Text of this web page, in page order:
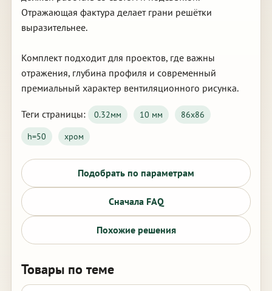
Отражающая фактура делает грани решётки
выразительнее.
Комплект подходит для проектов, где важны
отражения, глубина профиля и современный
премиальный характер вентиляционного рисунка.
Теги страницы: 0.32мм 10 мм
86х86
h=50
хром
Подобрать по параметрам
Сначала FAQ
Похожие решения
Товары по теме